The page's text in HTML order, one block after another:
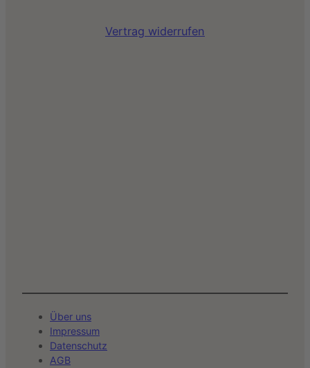
Vertrag widerrufen
Über uns
Impressum
Datenschutz
AGB